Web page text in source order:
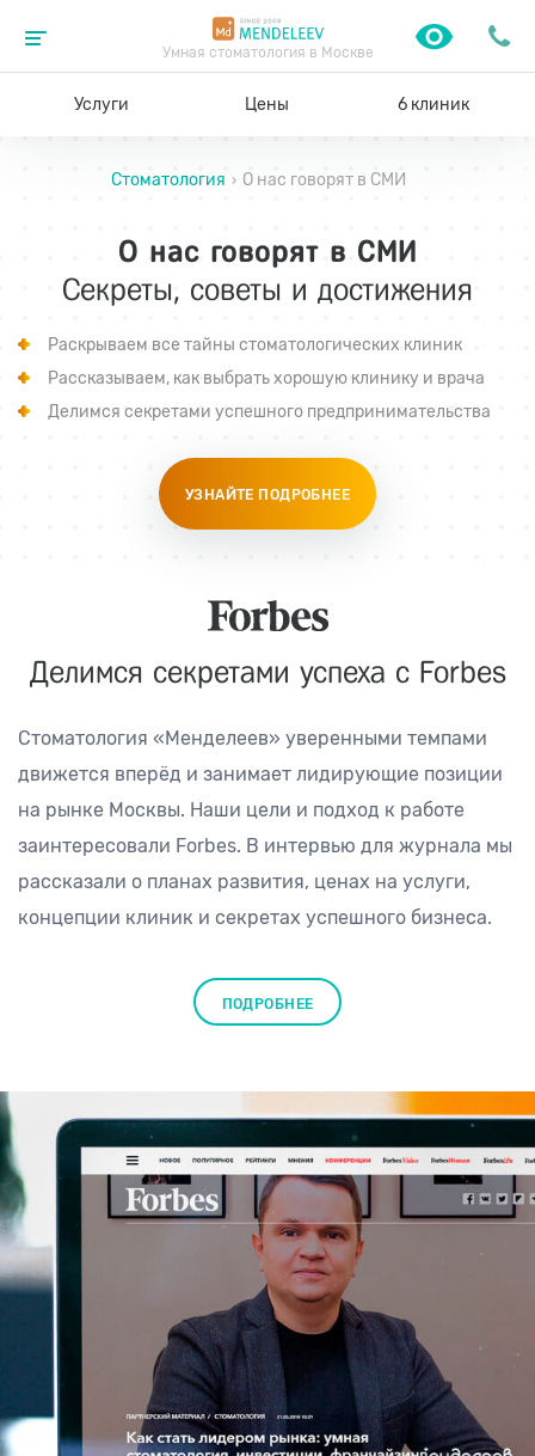
Умная стоматология в Москве
Услуги Цены 6 клиник
Стоматология › О нас говорят в СМИ
О нас говорят в СМИ
Секреты, советы и достижения
Раскрываем все тайны стоматологических клиник
Рассказываем, как выбрать хорошую клинику и врача
Делимся секретами успешного предпринимательства
УЗНАЙТЕ ПОДРОБНЕЕ
Делимся секретами успеха с Forbes
Стоматология «Менделеев» уверенными темпами
движется вперёд и занимает лидирующие позиции
на рынке Москвы. Наши цели и подход к работе
заинтересовали Forbes. В интервью для журнала мы
рассказали о планах развития, ценах на услуги,
концепции клиник и секретах успешного бизнеса.
ПОДРОБНЕЕ